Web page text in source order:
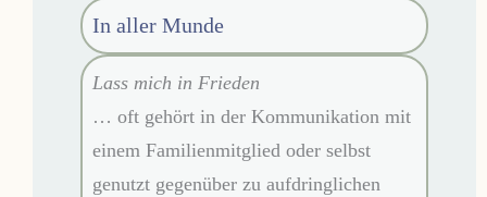
In aller Munde
Lass mich in Frieden
… oft gehört in der Kommunikation mit
einem Familienmitglied oder selbst
genutzt gegenüber zu aufdringlichen